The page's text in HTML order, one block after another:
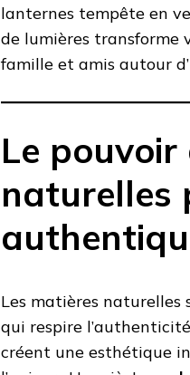
lanternes tempête en
de lumières transforme
famille et amis autour
Le
naturelles
Les matières naturelles
qui respire
créent une esthétique